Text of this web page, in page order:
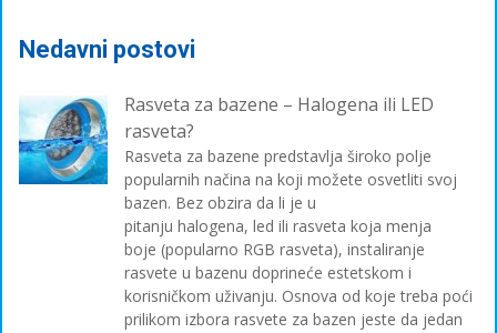
Nedavni postovi
Rasveta za bazene – Halogena ili LED
rasveta?
Rasveta za bazene predstavlja široko polje
popularnih načina na koji možete osvetliti svoj
bazen. Bez obzira da li je u
pitanju halogena, led ili rasveta koja menja
boje (popularno RGB rasveta), instaliranje
rasvete u bazenu doprineće estetskom i
korisničkom uživanju. Osnova od koje treba poći
prilikom izbora rasvete za bazen jeste da jedan